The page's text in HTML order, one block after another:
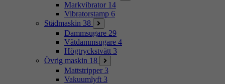
Markvibrator 14
Vibratorstamp 6
Städmaskin 38
Dammsugare 29
Våtdammsugare 4
Högtryckstvätt 3
Övrig maskin 18
Mattstripper 3
Vakuumlyft 3